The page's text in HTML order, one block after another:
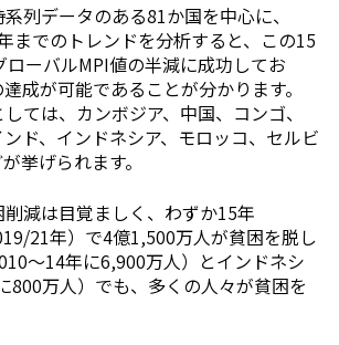
列データのある81か国を中心に、
までのトレンドを分析すると、この15
ーバルMPI値の半減に成功してお
成が可能であることが分かります。
ては、カンボジア、中国、コンゴ、
ド、インドネシア、モロッコ、セルビ
挙げられます。
減は目覚ましく、わずか15年
21年）で4億1,500万人が貧困を脱し
〜14年に6,900万人）とインドネシ
800万人）でも、多くの人々が貧困を